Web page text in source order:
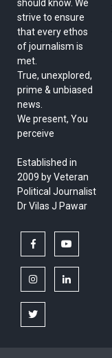
should know. We
strive to ensure
that every ethos
of journalism is
met.
True, unexplored,
prime & unbiased
news.
We present, You
perceive
Established in
2009 by Veteran
Political Journalist
Dr Vilas J Pawar
facebook
instagramlinkedin
twitter